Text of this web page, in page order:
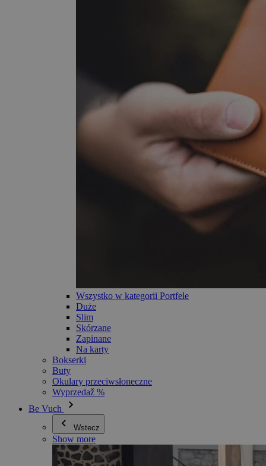
Wszystko w kategorii Portfele
Duże
Slim
Skórzane
Zapinane
Na karty
Bokserki
Buty
Okulary przeciwsłoneczne
Wyprzedaž %
Be Vuch
Wstecz
Show more